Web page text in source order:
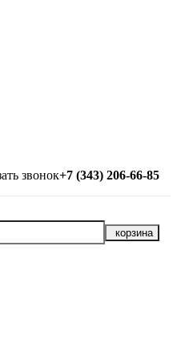
звонок+7 (343) 206-66-85
корзина